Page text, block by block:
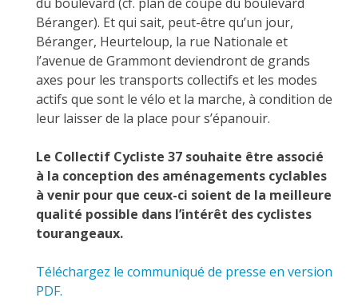
Béranger). Et qui sait, peut-être qu’un jour,
Béranger, Heurteloup, la rue Nationale et
l’avenue de Grammont deviendront de grands
axes pour les transports collectifs et les modes
actifs que sont le vélo et la marche, à condition de
leur laisser de la place pour s’épanouir.
Le Collectif Cycliste 37 souhaite être associé
à la conception des aménagements cyclables
à venir pour que ceux-ci soient de la meilleure
qualité possible dans l’intérêt des cyclistes
tourangeaux.
Téléchargez le communiqué de presse en version
PDF.